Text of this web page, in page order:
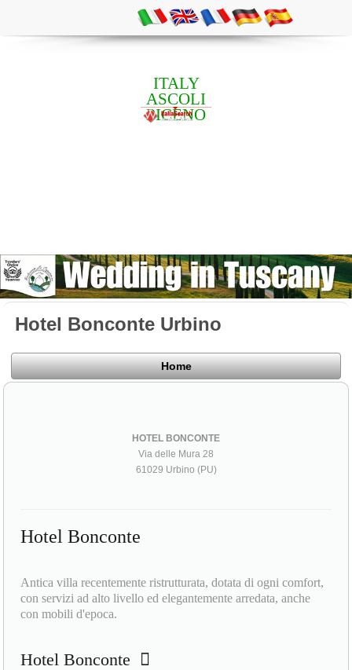
ITALY
ASCOLI
PICENO
Hotel Bonconte Urbino
Home
HOTEL BONCONTE
Via delle Mura 28
61029 Urbino (PU)
Hotel Bonconte
Antica villa recentemente ristrutturata, dotata di ogni comfort,
con servizi ad alto livello ed elegantemente arredata, anche
con mobili d'epoca.
Hotel Bonconte